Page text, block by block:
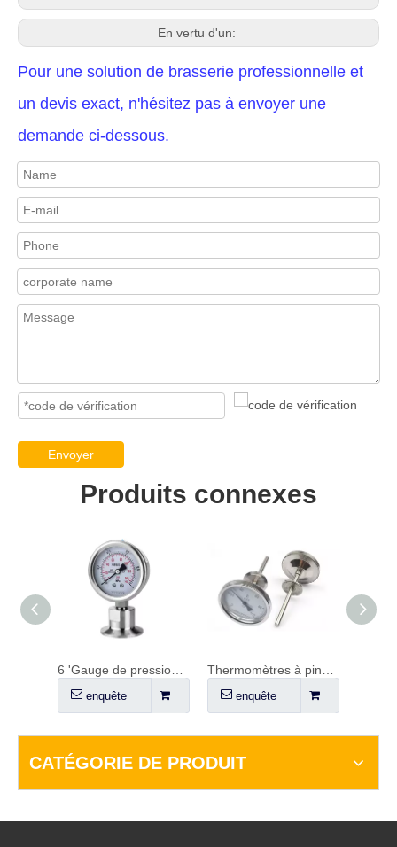
En vertu d'un:
Pour une solution de brasserie professionnelle et
un devis exact, n'hésitez pas à envoyer une
demande ci-dessous.
Envoyer
Produits connexes
enquête enquête
CATÉGORIE DE PRODUIT